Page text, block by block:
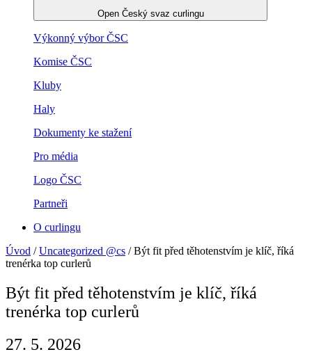
Open Český svaz curlingu
Výkonný výbor ČSC
Komise ČSC
Kluby
Haly
Dokumenty ke stažení
Pro média
Logo ČSC
Partneři
O curlingu
Úvod /Uncategorized @cs /Být fit před těhotenstvím je klíč, říká
trenérka top curlerů
Být fit před těhotenstvím je klíč, říká
trenérka top curlerů
27. 5. 2026